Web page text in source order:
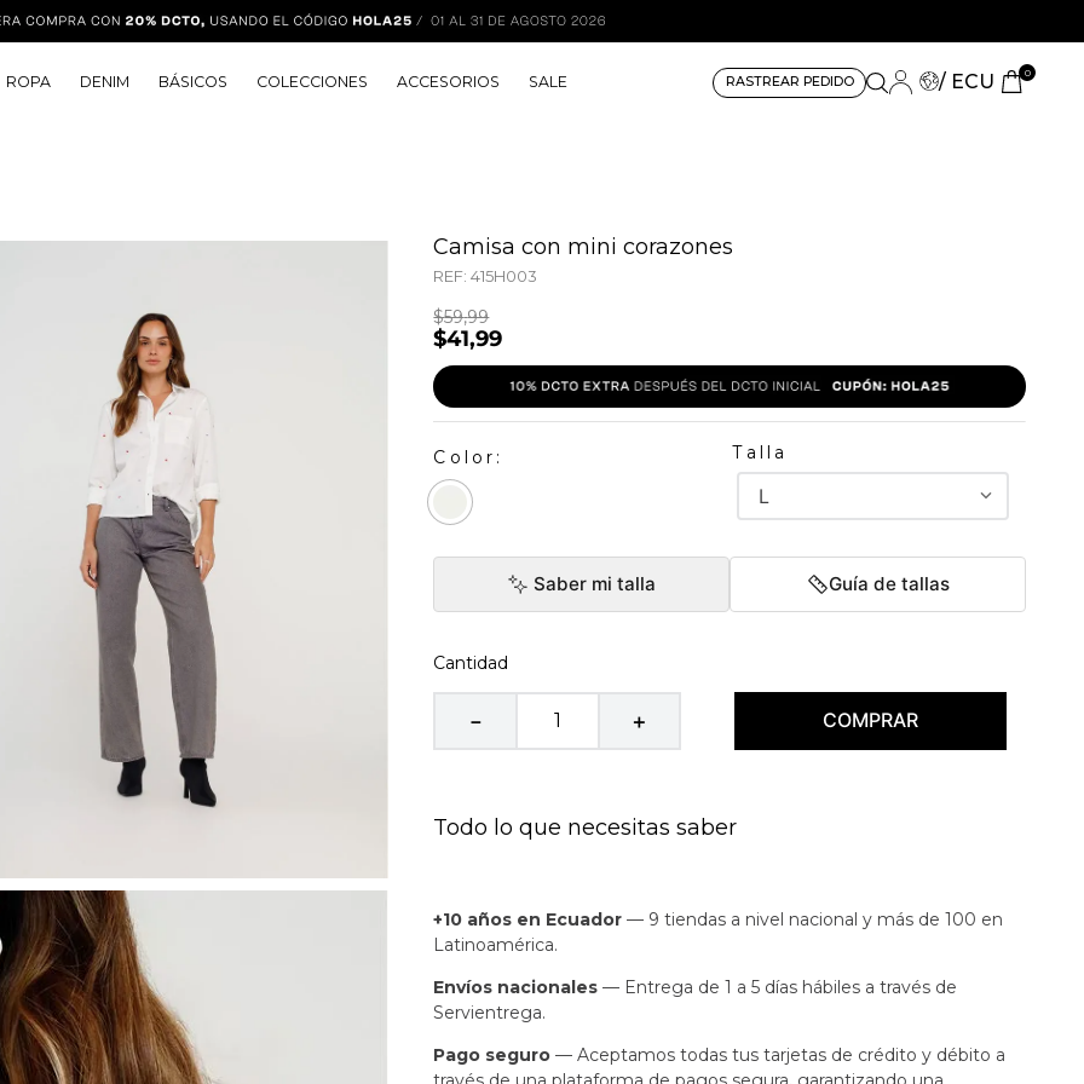
ROPA DENIM BÁSICOS COLECCIONES ACCESORIOS SALE RASTREAR PEDIDO / ECU 0
Camisa con mini corazones
REF:415H003
$59,99
$41,99
Talla
L
Saber mi talla Guía de tallas
Cantidad
＋
－ COMPRAR
Todo lo que necesitas saber
+10 años en Ecuador — 9 tiendas a nivel nacional y más de 100 en
Latinoamérica.
Envíos nacionales — Entrega de 1 a 5 días hábiles a través de
Servientrega.
Pago seguro — Aceptamos todas tus tarjetas de crédito y débito a